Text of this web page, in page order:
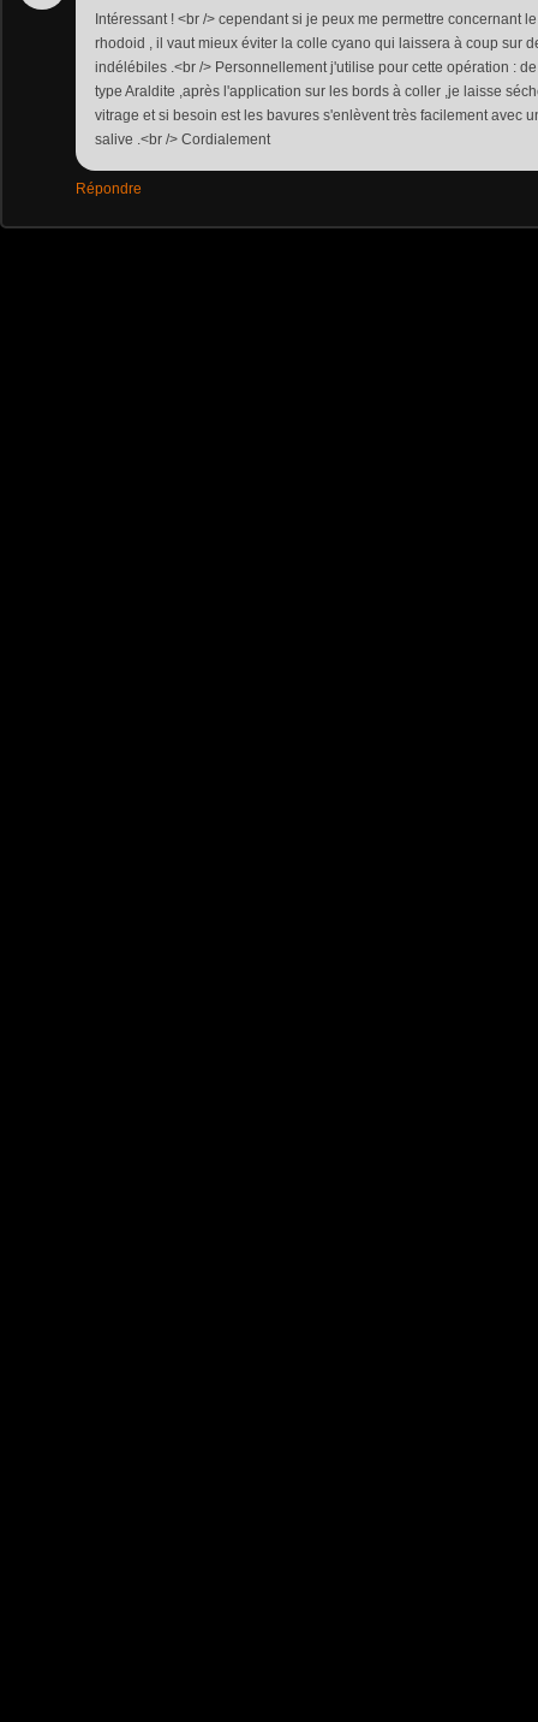
Intéressant ! <br /> cependant si je peux me permettre concernant
rhodoid , il vaut mieux éviter la colle cyano qui laissera à coup sur
indélébiles .<br /> Personnellement j'utilise pour cette opération :
type Araldite ,après l'application sur les bords à coller ,je laisse
vitrage et si besoin est les bavures s'enlèvent très facilement avec
salive .<br /> Cordialement
Répondre